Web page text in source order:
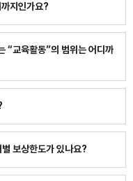
지인가요?
“교육활동”의 범위는 어디까
보상한도가 있나요?